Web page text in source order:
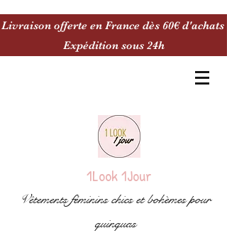
Livraison offerte en France dès 60€ d'achats
Expédition sous 24h
1Look 1Jour
Vêtements féminins chics et bohèmes pour
quinquas